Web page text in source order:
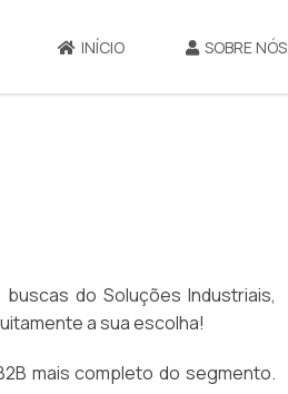
INÍCIO SOBRE NÓS
do Soluções Industriais,
a sua escolha!
mais completo do segmento.